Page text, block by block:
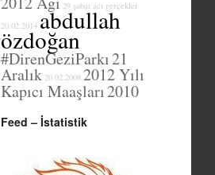
29 şubat acı gerçekler
20.02.2014 abdullah
özdoğan
#DirenGeziParkı21
Aralık 20.02.2008 2012 Yılı
Kapıcı Maaşları2010
Feed – İstatistik